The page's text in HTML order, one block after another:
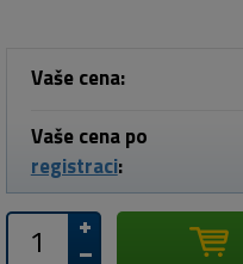
Vaše cena:
Vaše cena po
registraci: